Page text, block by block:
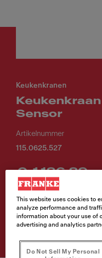
Keukenkranen
Sensor
Artikelnummer
115.0625.527
€ 1.186,89
Verkoopprijs inclusief BTW.
This website uses cookies to
analyze performance and
information about your use of
advertising and analytics
Do Not Sell My Personal